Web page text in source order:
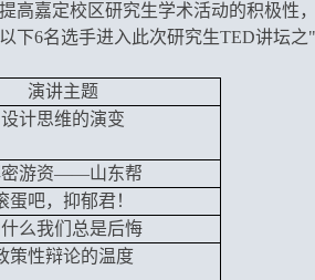
高嘉定校区研究生学术活动的积极性
下6名选手进入此次研究生TED讲坛
演讲主题
设计思维的演变
游资——山东帮
蛋吧，抑郁君！
么我们总是后悔
策性辩论的温度